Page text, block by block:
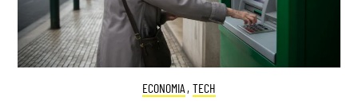
ECONOMIA , TECH